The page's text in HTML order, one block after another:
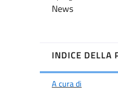
News
INDICE DELLA
A cura di